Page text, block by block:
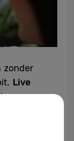
zonder
Live
en